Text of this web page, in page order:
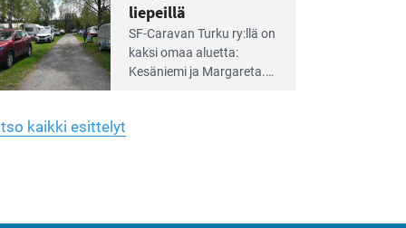
kaa sekä kymmenen
paikkaa ilman sähköä.
liepeillä
SF-Caravan Turku ry:llä on
kaksi omaa aluet­ta:
Kesäniemi ja Margareta.
kaikki esittelyt